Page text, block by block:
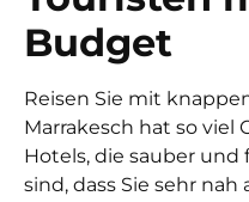
Budget
Reisen Sie mit
Marrakesch hat so viel
Hotels, die sauber
sind, dass Sie sehr